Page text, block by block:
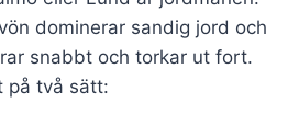
dominerar sandig jord och
snabbt och torkar ut fort.
på två sätt: